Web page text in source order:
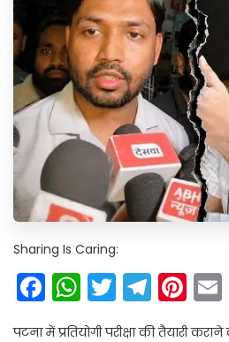
Sharing Is Caring:
Facebook
WhatsApp
Twitter
पटना में प्रतियोगी परीक्षा की तैयारी